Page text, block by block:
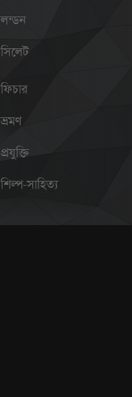
লন্ডন
সিলেট
ফিচার
ভ্রমণ
প্রযুক্তি
শিল্প-সাহিত্য